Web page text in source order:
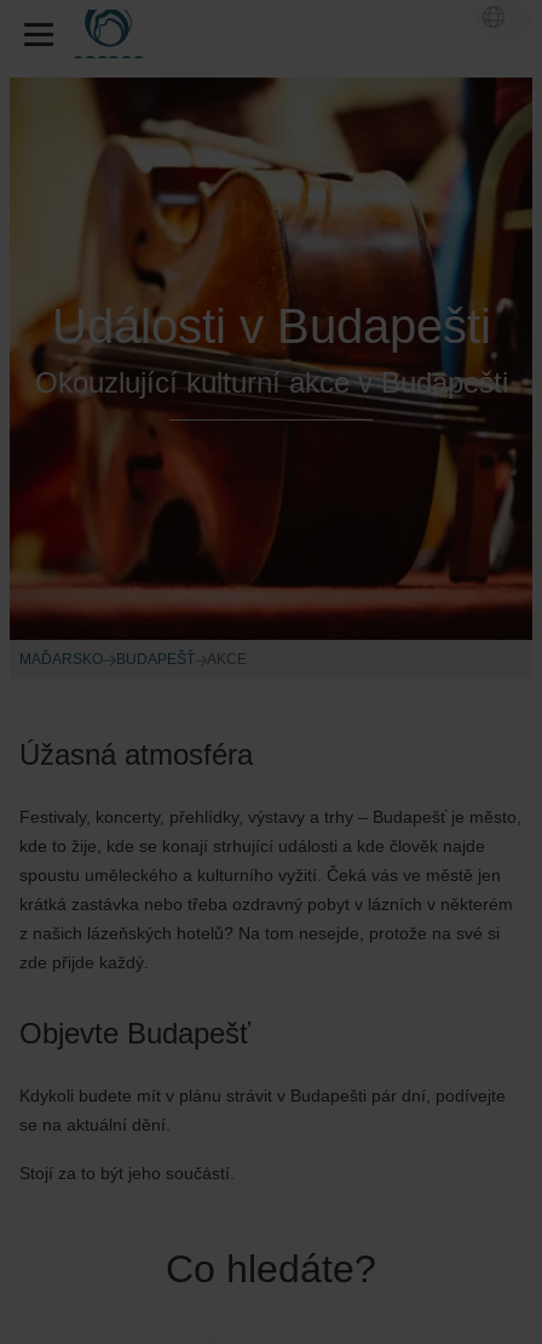
Události v Budapešti
Okouzlující kulturní akce v Budapešti
MAĎARSKO BUDAPEŠŤ AKCE
Úžasná atmosféra
Festivaly, koncerty, přehlídky, výstavy a trhy – Budapešť je město,
kde to žije, kde se konají strhující události a kde člověk najde
spoustu uměleckého a kulturního vyžití. Čeká vás ve městě jen
krátká zastávka nebo třeba ozdravný pobyt v lázních v některém
z našich lázeňských hotelů? Na tom nesejde, protože na své si
zde přijde každý.
Objevte Budapešť
Kdykoli budete mít v plánu strávit v Budapešti pár dní, podívejte
se na aktuální dění.
Stojí za to být jeho součástí.
Co hledáte?